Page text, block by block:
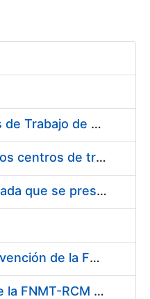
Suministro de Protectores Auditivos a medida para las personas trabajadoras de los Centros de Trabajo de Madrid y Burgos
Suministro de gafas graduadas antiproyecciones para los trabajadores de la FNMT-RCM en los centros de trabajo de Madrid y Burgos
Servicios de una empresa externa para el asesoramiento y resolución de los recursos de alzada que se presentan relacionados con procesos de selección para la FNMT-RCM
Servicio de Calibración y Verificación Externa de los Equipos de Medición del Servicio de Prevención de la FNMT-RCM
Conexión mediante Fibra Óptica de los Centros de Proceso de Datos (CPDs) de las sedes de la FNMT-RCM de Burgos y Madrid